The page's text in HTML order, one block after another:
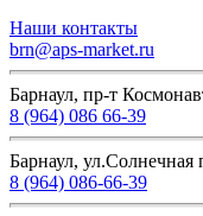
Наши контакты
brn@aps-market.ru
Барнаул, пр-т
8 (964) 086 66-39
Барнаул, ул.Солнечная
8 (964) 086-66-39